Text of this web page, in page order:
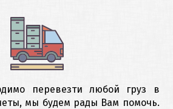
перевезти любой груз в
мы будем рады Вам помочь.